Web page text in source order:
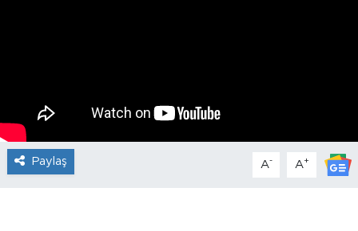
Paylaş A- A+